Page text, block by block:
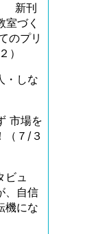
新刊
づく
のプリ
）
・しな
市場を
（７/３
ビュ
、自信
機にな